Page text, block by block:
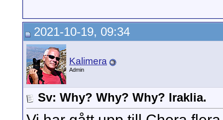
2021-10-19, 09:34
Kalimera
Admin
Sv: Why? Why? Why? Iraklia.